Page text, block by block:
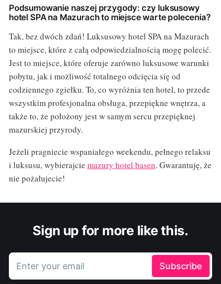
Podsumowanie naszej przygody: czy luksusowy
hotel SPA na Mazurach to miejsce warte polecenia?
Tak, bez dwóch zdań! Luksusowy hotel SPA na Mazurach
to miejsce, które z całą odpowiedzialnością mogę polecić.
Jest to miejsce, które oferuje zarówno luksusowe warunki
pobytu, jak i możliwość totalnego odcięcia się od
codziennego zgiełku. To, co wyróżnia ten hotel, to przede
wszystkim profesjonalna obsługa, przepiękne wnętrza, a
także to, że położony jest w samym sercu przepięknej
mazurskiej przyrody.
Jeżeli pragniecie wspaniałego weekendu, pełnego relaksu
i luksusu, wybierajcie mazury hotel basen. Gwarantuję, że
nie pożałujecie!
Sign up for more like this.
Enter your email Subscribe